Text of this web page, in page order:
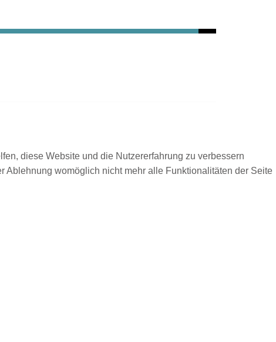
diese Website und die Nutzererfahrung zu verbessern
womöglich nicht mehr alle Funktionalitäten der Seite